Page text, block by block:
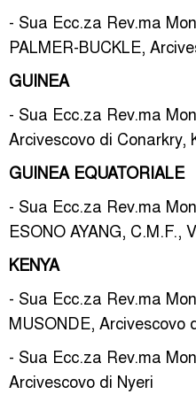
- Sua Ecc.za Rev.ma
PALMER-BUCKLE,
GUINEA
- Sua Ecc.za Rev.ma
Arcivescovo di Conarkry,
GUINEA EQUATORIALE
- Sua Ecc.za Rev.ma
ESONO AYANG, C.M.F.,
KENYA
- Sua Ecc.za Rev.ma
MUSONDE, Arcivescovo
- Sua Ecc.za Rev.ma
Arcivescovo di Nyeri